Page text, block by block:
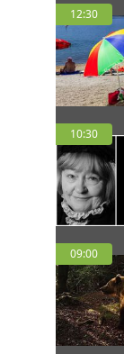
12:30
10:30
09:00